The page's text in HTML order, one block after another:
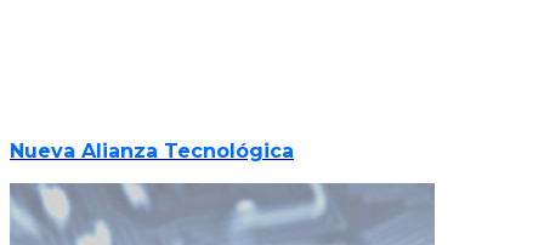
Nueva Alianza Tecnológica